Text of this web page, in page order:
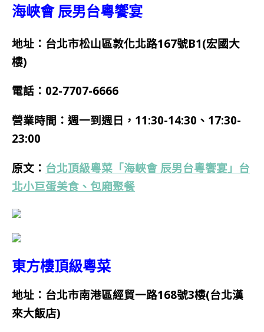
海峽會 辰男台粵饗宴
地址：台北市松山區敦化北路167號B1(宏國大
樓)
電話： 02-7707-6666
營業時間：週一到週日， 11:30-14:30、17:30-
23:00
原文： 台北頂級粵菜「海峽會 辰男台粵饗宴」台
北小巨蛋美食、包廂聚餐
東方樓頂級粵菜
地址：台北市南港區經貿一路168號3樓(台北漢
來大飯店)